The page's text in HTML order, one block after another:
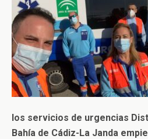
los servicios de urgencias
Bahía de Cádiz-La Janda